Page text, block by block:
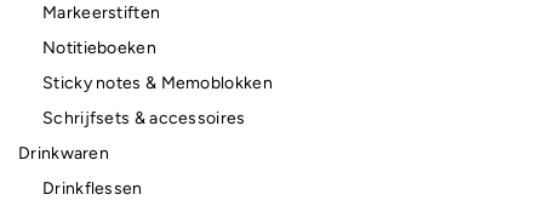
Markeerstiften
Notitieboeken
Sticky notes & Memoblokken
Schrijfsets & accessoires
Drinkwaren
Drinkflessen